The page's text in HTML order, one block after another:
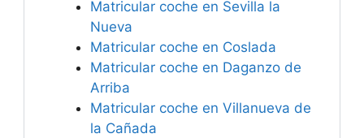
Matricular coche en Sevilla la
Nueva
Matricular coche en Coslada
Matricular coche en Daganzo de
Arriba
Matricular coche en Villanueva de
la Cañada